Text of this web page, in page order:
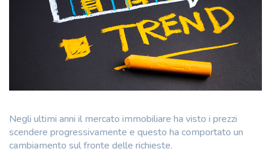
Negli ultimi anni il mercato immobiliare ha visto i prezzi
scendere progressivamente e questo ha comportato un
cambiamento sul fronte delle richieste.